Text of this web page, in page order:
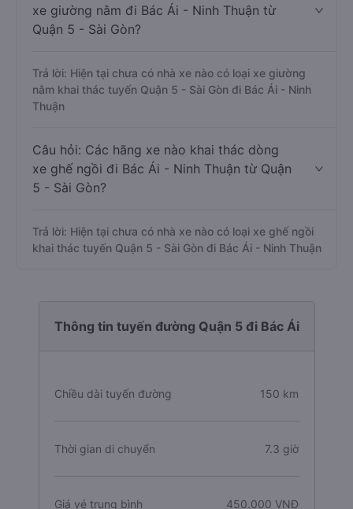
xe giường nằm đi Bác Ái - Ninh Thuận từ
Quận 5 - Sài Gòn?
Trả lời: Hiện tại chưa có nhà xe nào có loại xe giường
nằm khai thác tuyến Quận 5 - Sài Gòn đi Bác Ái - Ninh
Thuận
Câu hỏi: Các hãng xe nào khai thác dòng
xe ghế ngồi đi Bác Ái - Ninh Thuận từ Quận
5 - Sài Gòn?
Trả lời: Hiện tại chưa có nhà xe nào có loại xe ghế ngồi
khai thác tuyến Quận 5 - Sài Gòn đi Bác Ái - Ninh Thuận
Thông tin tuyến đường Quận 5 đi Bác Ái
Chiều dài tuyến đường 150 km
Thời gian di chuyển 7.3 giờ
Giá vé trung bình 450.000 VNĐ